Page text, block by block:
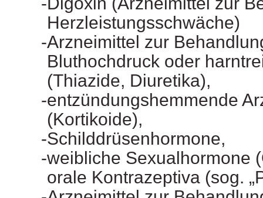
Herzleistungsschwäche)
Arzneimittel zur
Bluthochdruck oder
(Thiazide, Diuretika),
entzündungshemmende
(Kortikoide),
Schilddrüsenhormone,
weibliche Sexualhormone
orale Kontrazeptiva (sog.